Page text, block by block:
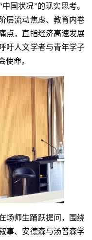
国状况”的现实思考。
层流动焦虑、教育内卷
点，直指经济高速发展
吁人文学者与青年学子
使命。
场师生踊跃提问，围绕
事、安德森与汤普森学